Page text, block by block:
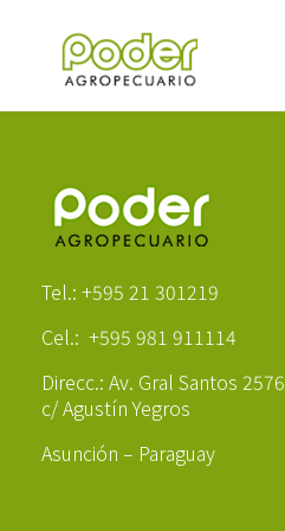
Tel.: +595 21 301219
Cel.: +595 981 911114
Direcc.: Av. Gral Santos 2576
c/ Agustín Yegros
Asunción – Paraguay